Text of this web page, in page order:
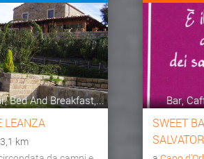
Bed And Breakfast,...
LEANZA
km
Bar,
SWEET